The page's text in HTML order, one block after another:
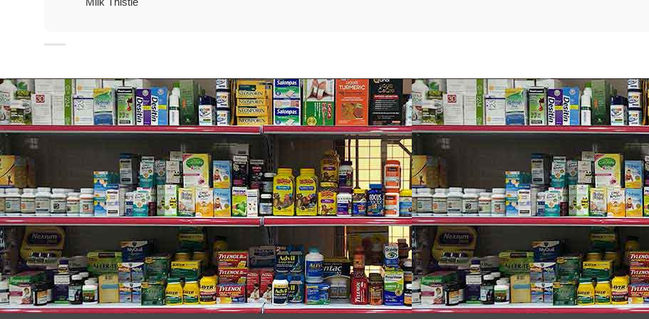
Nếu triệu chứng không giảm tham khảo ý kiến của bác sĩ.
Lưu trữ dưới 30 độ C. Không sử dụng nếu nắp bị vỡ.
Viên uống bổ gan giải độc Liver Detox còn hỗ trợ cho bạn trong vấn đề đau bao tử. Tuy nhiên nếu tình trạng dạ dày
chuyên về dạ dày…
Bên cạnh đó mỗi tuần 1 lần bạn có thể loại độc tố bằngmiếng dán thải độc chânđể cơ thể bạn thật sự được chăm
Ngoài ra thương hiệuSwissecòn có các viên uống bổ sungvitamin tổng hợpcho nam giới và phụ nữ mọi độ tuổi.
dưỡng vào chế độ ăn hàng ngày.